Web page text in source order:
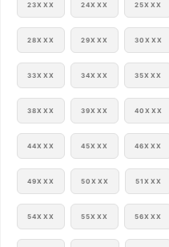
23XXX 24XXX 25XXX
28XXX 29XXX 30XXX
33XXX 34XXX 35XXX
38XXX 39XXX 40XXX
44XXX 45XXX 46XXX
49XXX 50XXX 51XXX
54XXX 55XXX 56XXX